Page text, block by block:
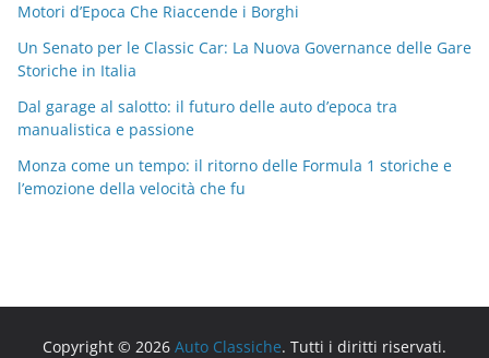
Motori d’Epoca Che Riaccende i Borghi
Un Senato per le Classic Car: La Nuova Governance delle Gare
Storiche in Italia
Dal garage al salotto: il futuro delle auto d’epoca tra
manualistica e passione
Monza come un tempo: il ritorno delle Formula 1 storiche e
l’emozione della velocità che fu
Copyright © 2026 Auto Classiche. Tutti i diritti riservati.